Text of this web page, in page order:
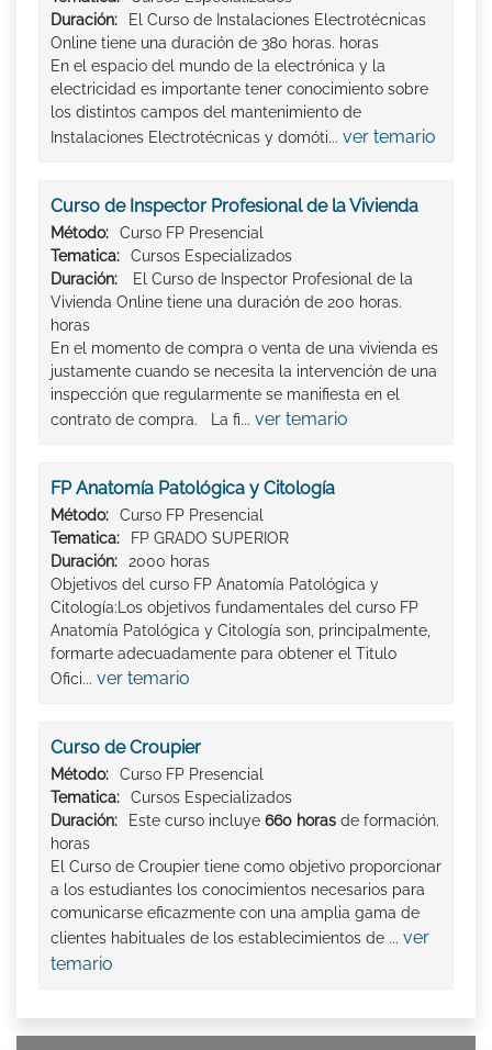
Duración:
El Curso de Instalaciones Electrotécnicas
Online tiene una duración de 380 horas. horas
En el espacio del mundo de la electrónica y la
electricidad es importante tener conocimiento sobre
los distintos campos del mantenimiento de
Instalaciones Electrotécnicas y domóti... ver temario
Curso de Inspector Profesional de la Vivienda
Método:
Curso FP Presencial
Tematica:
Cursos Especializados
Duración:
El Curso de Inspector Profesional de la
Vivienda Online tiene una duración de 200 horas.
horas
En el momento de compra o venta de una vivienda es
justamente cuando se necesita la intervención de una
inspección que regularmente se manifiesta en el
contrato de compra. La fi... ver temario
FP Anatomía Patológica y Citología
Método:
Curso FP Presencial
Tematica:
FP GRADO SUPERIOR
Duración:
2000 horas
Objetivos del curso FP Anatomía Patológica y
Citología:Los objetivos fundamentales del curso FP
Anatomía Patológica y Citología son, principalmente,
formarte adecuadamente para obtener el Titulo
Ofici... ver temario
Curso de Croupier
Método:
Curso FP Presencial
Tematica:
Cursos Especializados
Duración:
Este curso incluye 660 horas de formación.
horas
El Curso de Croupier tiene como objetivo proporcionar
a los estudiantes los conocimientos necesarios para
comunicarse eficazmente con una amplia gama de
clientes habituales de los establecimientos de ... ver
temario